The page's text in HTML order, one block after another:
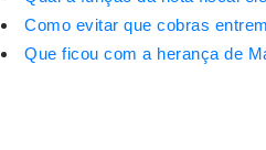
Como evitar que cobras
Que ficou com a herança de